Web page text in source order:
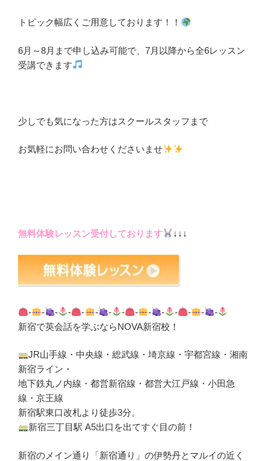
トピック幅広くご用意しております！！
6月～8月まで申し込み可能で、7月以降から全6レッスン
受講できます
少しでも気になった方はスクールスタッフまで
お気軽にお問い合わせくださいませ
無料体験レッスン受付しております ↓↓↓
- - - - - - - - - - - - - -
-
新宿で英会話を学ぶならNOVA新宿校！
JR山手線・中央線・総武線・埼京線・宇都宮線・湘南
新宿ライン・
地下鉄丸ノ内線・都営新宿線・都営大江戸線・小田急
線・京王線
新宿駅東口改札より徒歩3分。
新宿三丁目駅 A5出口を出てすぐ目の前！
新宿のメイン通り「新宿通り」の伊勢丹とマルイの近く